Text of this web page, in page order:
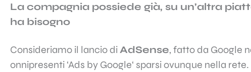
La compagnia possiede già, su un’altra
ha bisogno
Consideriamo il lancio di AdSense, fatto da Google
onnipresenti ‘Ads by Google‘ sparsi ovunque nella